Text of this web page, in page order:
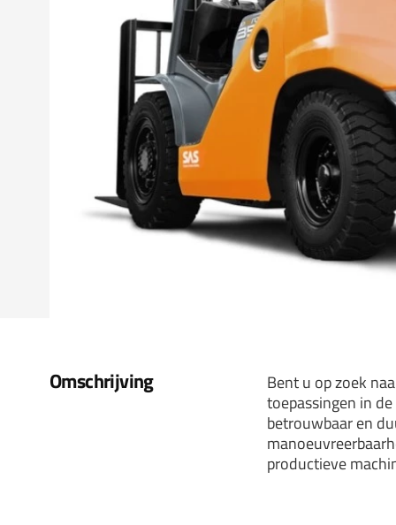
Omschrijving
Bent u op zoek
toepassingen in
betrouwbaar en
productieve